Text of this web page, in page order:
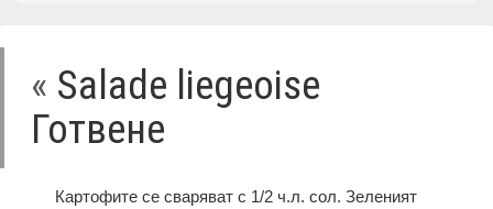
« Salade liеgeoise
Готвене
Картофите се сваряват с 1/2 ч.л. сол. Зеленият